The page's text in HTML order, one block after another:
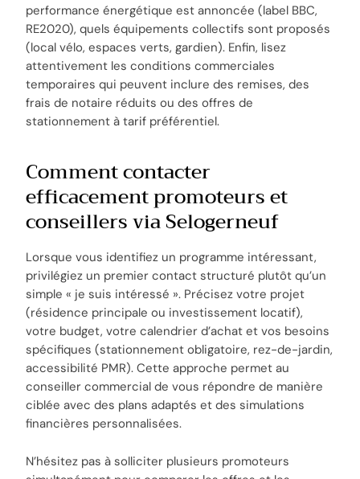
performance énergétique est annoncée (label BBC,
RE2020), quels équipements collectifs sont proposés
(local vélo, espaces verts, gardien). Enfin, lisez
attentivement les conditions commerciales
temporaires qui peuvent inclure des remises, des
frais de notaire réduits ou des offres de
stationnement à tarif préférentiel.
Comment contacter
efficacement promoteurs et
conseillers via Selogerneuf
Lorsque vous identifiez un programme intéressant,
privilégiez un premier contact structuré plutôt qu’un
simple « je suis intéressé ». Précisez votre projet
(résidence principale ou investissement locatif),
votre budget, votre calendrier d’achat et vos besoins
spécifiques (stationnement obligatoire, rez-de-jardin,
accessibilité PMR). Cette approche permet au
conseiller commercial de vous répondre de manière
ciblée avec des plans adaptés et des simulations
financières personnalisées.
N’hésitez pas à solliciter plusieurs promoteurs